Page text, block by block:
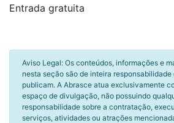
Entrada gratuita
Aviso Legal: Os conteúdos, informações e
nesta seção são de inteira
publicam. A Abrasce atua exclusivamente
espaço de divulgação, não possuindo
responsabilidade sobre a contratação,
serviços, atividades ou atrações